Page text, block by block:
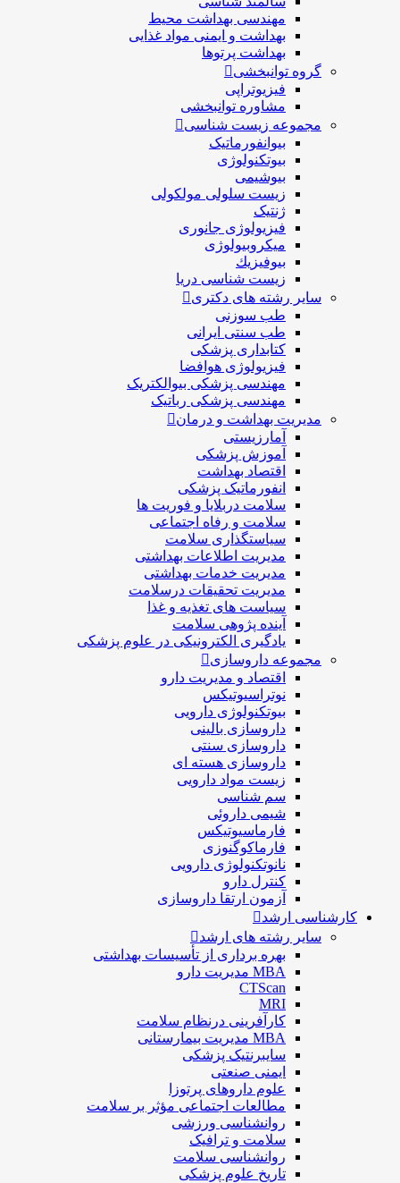
مهندسی بهداشت محيط
بهداشت و ایمنی مواد غذایی
بهداشت پرتوها
گروه توانبخشی
فیزیوتراپی
مشاوره توانبخشی
مجموعه زیست شناسی
بیوانفورماتیک
بیوتکنولوژی
بیوشیمی
زیست سلولی مولکولی
ژنتیک
فیزیولوژی جانوری
میکروبیولوژی
بيوفيزيك
زیست شناسی دریا
سایر رشته های دکتری
طب سوزنی
طب سنتی ایرانی
کتابداری پزشکی
فیزیولوژی هوافضا
مهندسی پزشکی بیوالکتریک
مهندسی پزشکی رباتیک
مدیریت بهداشت و درمان
آمارزیستی
آموزش پزشکی
اقتصاد بهداشت
انفورماتیک پزشکی
سلامت دربلايا و فوريت ها
سلامت و رفاه اجتماعی
سیاستگذاری سلامت
مدیریت اطلاعات بهداشتی
مدیریت خدمات بهداشتی
مدیریت تحقیقات درسلامت
سیاست های تغذیه و غذا
آینده پژوهی سلامت
یادگیری الکترونیکی در علوم پزشکی
مجموعه داروسازی
اقتصاد و مديريت دارو
نوتراسیوتیکس
بيوتكنولوژی دارویی
داروسازی بالينی
داروسازی سنتی
داروسازی هسته ای
زیست مواد دارویی
سم شناسی
شيمی داروئی
فارماسيوتيكس
فارماكوگنوزی
نانوتکنولوژی دارویی
كنترل دارو
آزمون ارتقا داروسازی
کارشناسی ارشد
سایر رشته های ارشد
بهره برداری از تأسیسات بهداشتی
MBA مدیریت دارو
CTScan
MRI
کارآفرینی درنظام سلامت
MBA مدیریت بیمارستانی
سایبرنتیک پزشکی
ایمنی صنعتی
علوم داروهای پرتوزا
مطالعات اجتماعی مؤثر بر سلامت
روانشناسی ورزشی
سلامت و ترافیک
روانشناسی سلامت
تاریخ علوم پزشکی